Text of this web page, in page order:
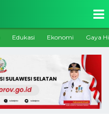
Edukasi Ekonomi Gaya